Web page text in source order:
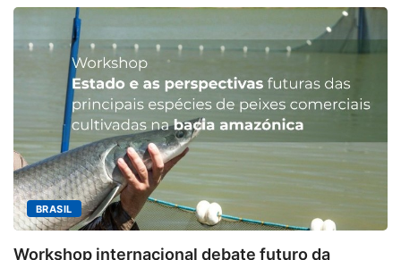
debate futuro da
Aberto o